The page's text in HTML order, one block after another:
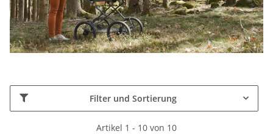
Filter und Sortierung
Artikel 1 - 10 von 10